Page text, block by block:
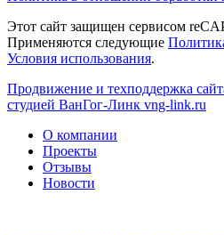
Этот сайт защищен сервисом
Применяются следующие
Условия использования.
Продвижение и техподдержка
студией ВанГог-Линк vng-link.ru
О компании
Проекты
Отзывы
Новости